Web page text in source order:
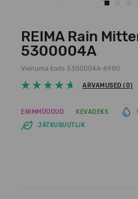
REIMA Rain
5300004A
Vienuma kods 5300004A-6980
ARVAMUSED (0)
ENIMMÜÜDUD KEVADEKS
JÄTKUSUUTLIK